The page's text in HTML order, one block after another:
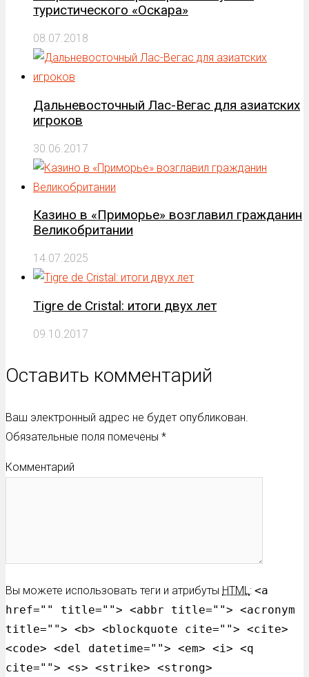
туристического «Оскара»
08.07.2018
Дальневосточный Лас-Вегас для азиатских
игроков
30.06.2017
Казино в «Приморье» возглавил гражданин
Великобритании
14.07.2025
Tigre de Cristal: итоги двух лет
09.10.2017
Оставить комментарий
Ваш электронный адрес не будет опубликован.
Обязательные поля помечены *
Комментарий
Вы можете использовать теги и атрибуты HTML : <a
href="" title=""> <abbr title=""> <acronym
title=""> <b> <blockquote cite=""> <cite>
<code> <del datetime=""> <em> <i> <q
cite=""> <s> <strike> <strong>